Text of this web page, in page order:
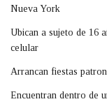
Nueva York
Ubican a sujeto de 16
celular
Arrancan fiestas
Encuentran dentro de